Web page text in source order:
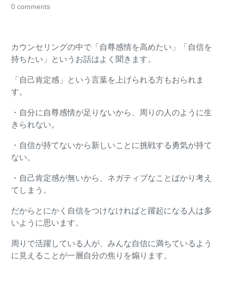
0 comments
カウンセリングの中で「自尊感情を高めたい」「自信を
持ちたい」というお話はよく聞きます。
「自己肯定感」という言葉を上げられる方もおられま
す。
・自分に自尊感情が足りないから、周りの人のように生
きられない。
・自信が持てないから新しいことに挑戦する勇気が持て
ない。
・自己肯定感が無いから、ネガティブなことばかり考え
てしまう。
だからとにかく自信をつけなければと躍起になる人は多
いように思います。
周りで活躍している人が、みんな自信に満ちているよう
に見えることが一層自分の焦りを煽ります。